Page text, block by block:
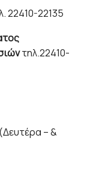
22410-22135
τηλ.22410-
– &